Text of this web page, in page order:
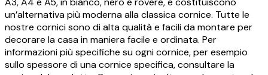
un’alternativa più moderna alla classica cornice. Tutte le
nostre cornici sono di alta qualità e facili da montare per
decorare la casa in maniera facile e ordinata. Per
informazioni più specifiche su ogni cornice, per esempio
sullo spessore di una cornice specifica, consultare la